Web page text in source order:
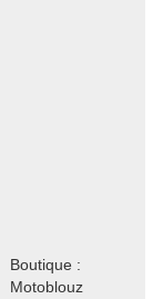
Boutique :
Motoblouz